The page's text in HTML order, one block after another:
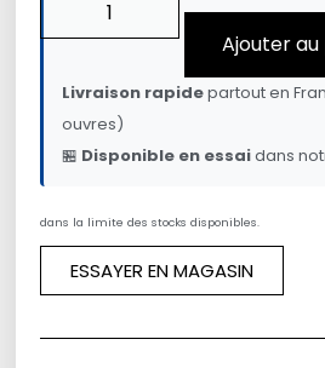
Ajouter
Livraison rapidepartout en
ouvres)
🏪 Disponible en essaidans
dans la limite des stocks disponibles.
ESSAYER EN MAGASIN